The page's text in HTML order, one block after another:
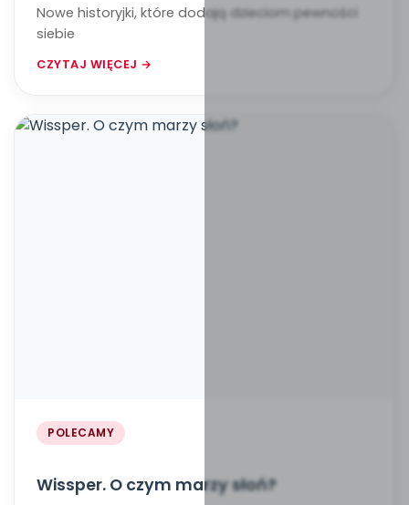
Nowe historyjki, które dodają dzieciom pewności
siebie
CZYTAJ WIĘCEJ →
POLECAMY
Wissper. O czym marzy słoń?